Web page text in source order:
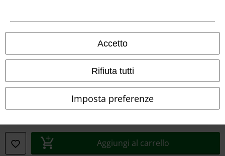
Accetto
Rifiuta tutti
Imposta preferenze
Aggiungi al carrello
Termini & Condizioni
Redazione
Smaltimento rifiuti e protezione dell’ambiente
Dichiarazione di Conformità
Informazioni sull'accessibilità